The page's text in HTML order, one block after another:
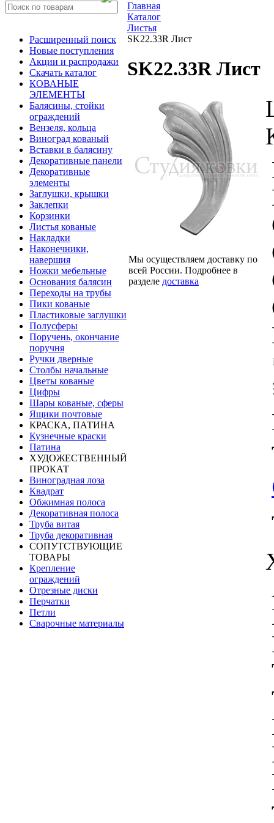
Расширенный поиск
Новые поступления
Акции и распродажи
Скачать каталог
КОВАНЫЕ
ЭЛЕМЕНТЫ
Балясины, стойки
ограждений
Вензеля, кольца
Виноград кованый
Вставки в балясину
Декоративные панели
Декоративные
элементы
Заглушки, крышки
Заклепки
Корзинки
Листья кованые
Накладки
Наконечники,
навершия
Ножки мебельные
Основания балясин
Переходы на трубы
Пики кованые
Пластиковые заглушки
Полусферы
Поручень, окончание
поручня
Ручки дверные
Столбы начальные
Цветы кованые
Цифры
Шары кованые, сферы
Ящики почтовые
КРАСКА, ПАТИНА
Кузнечные краски
Патина
ХУДОЖЕСТВЕННЫЙ
ПРОКАТ
Виноградная лоза
Квадрат
Обжимная полоса
Декоративная полоса
Труба витая
Труба декоративная
СОПУТСТВУЮЩИЕ
ТОВАРЫ
Крепление
ограждений
Отрезные диски
Перчатки
Петли
Сварочные материалы
Главная
Каталог
Листья
SK22.33R Лист
SK22.33R Лист
Мы осуществляем доставку по
всей России. Подробнее в
разделе доставка